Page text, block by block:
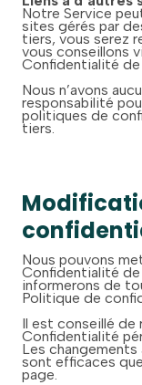
Notre Service
sites gérés par
tiers, vous serez
vous conseillons
Confidentialité
Nous n’avons
responsabilité
politiques de
tiers.
Nous pouvons
Confidentialité de
informerons de
Politique de
Il est conseillé
Confidentialité
Les
sont efficaces
page.